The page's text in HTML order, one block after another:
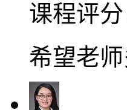
课程评分
希望老